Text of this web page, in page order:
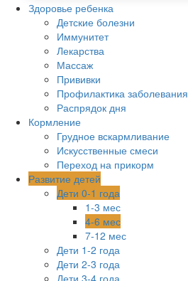
Здоровье ребенка
Детские болезни
Иммунитет
Лекарства
Массаж
Прививки
Профилактика заболевания
Распрядок дня
Кормление
Грудное вскармливание
Искусственные смеси
Переход на прикорм
Развитие детей
Дети 0-1 года
1-3 мес
4-6 мес
7-12 мес
Дети 1-2 года
Дети 2-3 года
Дети 3-4 года